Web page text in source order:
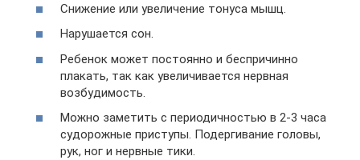
Снижение или увеличение тонуса мышц.
Нарушается сон.
Ребенок может постоянно и беспричинно
плакать, так как увеличивается нервная
возбудимость.
Можно заметить с периодичностью в 2-3 часа
судорожные приступы. Подергивание головы,
рук, ног и нервные тики.